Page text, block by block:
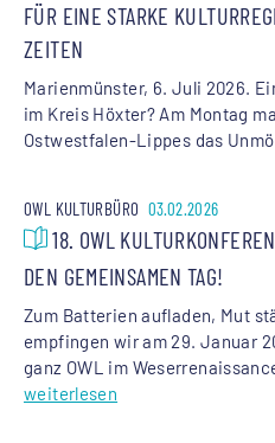
FÜR EINE STARKE
ZEITEN
Marienmünster, 6. Juli 2026.
im Kreis Höxter? Am Montag
Ostwestfalen-Lippes das
OWL KULTURBÜRO 03.02.2026
18. OWL
DEN GEMEINSAMEN TAG!
Zum Batterien aufladen, Mut
empfingen wir am 29. Januar
ganz OWL im
weiterlesen